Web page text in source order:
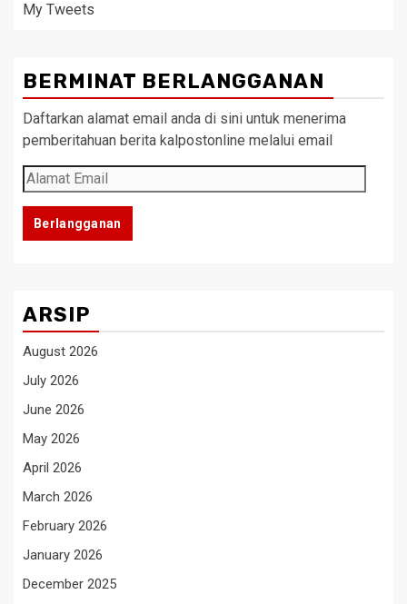
My Tweets
BERMINAT BERLANGGANAN
Daftarkan alamat email anda di sini untuk menerima
pemberitahuan berita kalpostonline melalui email
Alamat
Email
Berlangganan
ARSIP
August 2026
July 2026
June 2026
May 2026
April 2026
March 2026
February 2026
January 2026
December 2025